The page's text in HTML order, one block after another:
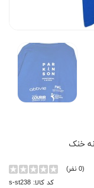
خنک
(0 نفر)
کد کالا: s-st238